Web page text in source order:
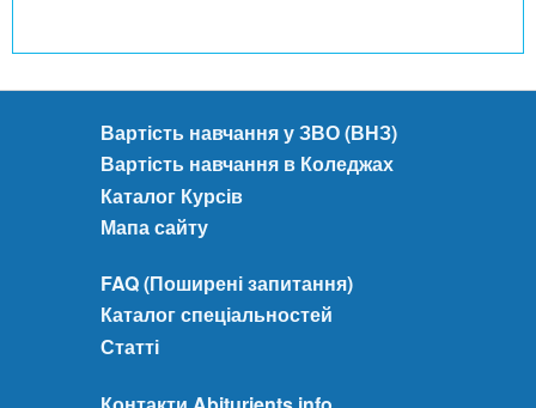
Вартість навчання у ЗВО (ВНЗ)
Вартість навчання в Коледжах
Каталог Курсів
Мапа сайту
FAQ (Поширені запитання)
Каталог спеціальностей
Статті